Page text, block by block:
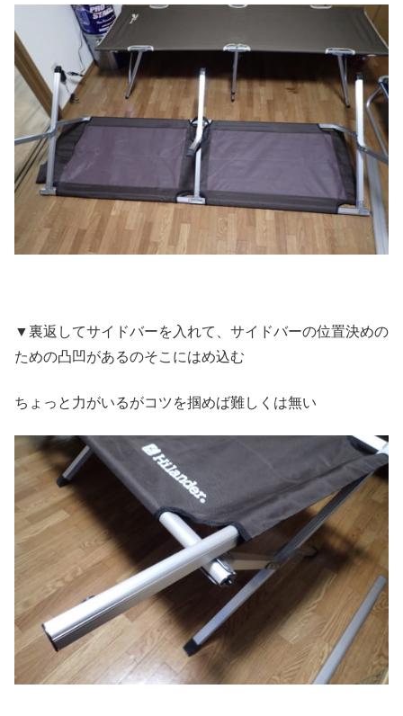
▼裏返してサイドバーを入れて、サイドバーの位置決めの
ための凸凹があるのそこにはめ込む
ちょっと力がいるがコツを掴めば難しくは無い